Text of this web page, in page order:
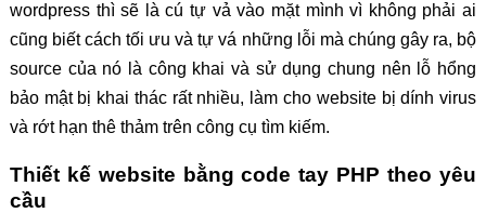
wordpress thì sẽ là cú tự vả vào mặt mình vì không phải ai
cũng biết cách tối ưu và tự vá những lỗi mà chúng gây ra, bộ
source của nó là công khai và sử dụng chung nên lỗ hổng
bảo mật bị khai thác rất nhiều, làm cho website bị dính virus
và rớt hạn thê thảm trên công cụ tìm kiếm.
Thiết kế website bằng code tay PHP theo yêu
cầu